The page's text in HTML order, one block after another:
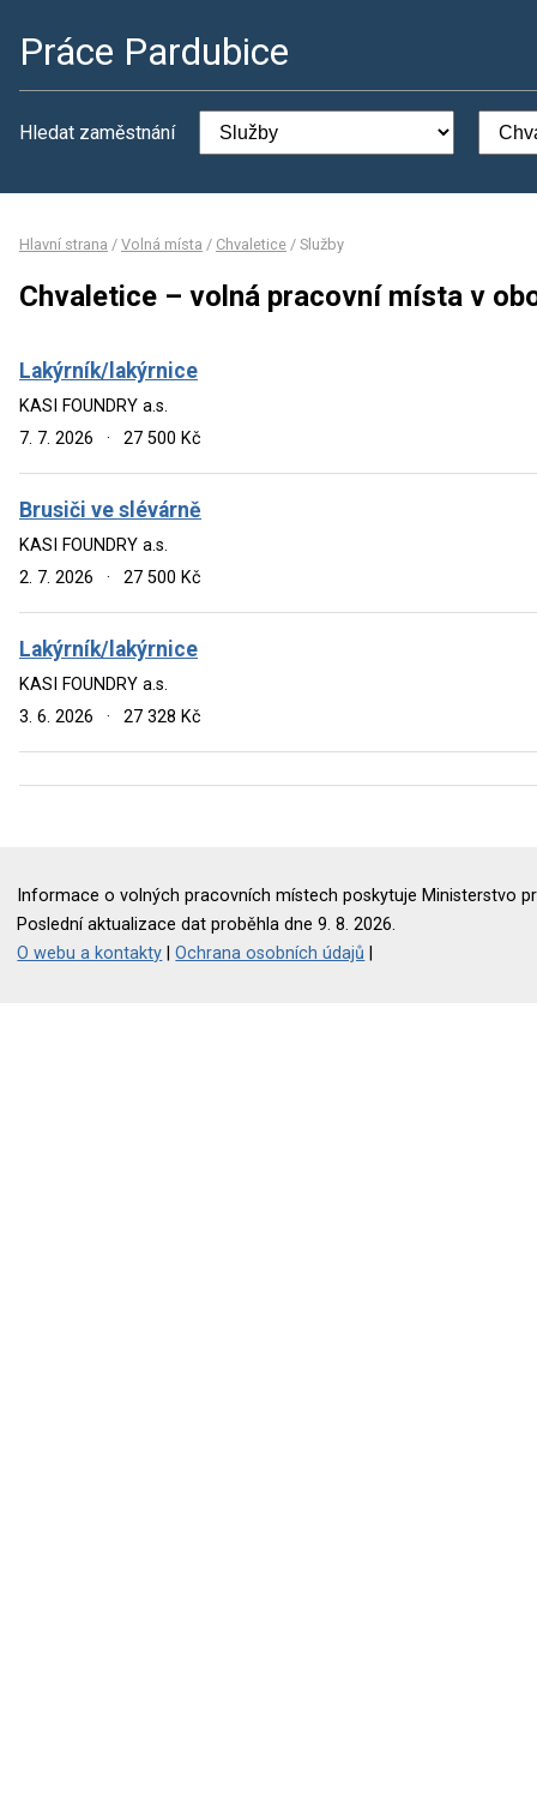
Práce Pardubice
Hledat zaměstnání
Hlavní strana / Volná místa / Chvaletice / Služby
Chvaletice – volná pracovní místa v
Lakýrník/lakýrnice
KASI FOUNDRY a.s.
7. 7. 2026
· 27 500 Kč
Brusiči ve slévárně
KASI FOUNDRY a.s.
2. 7. 2026
· 27 500 Kč
Lakýrník/lakýrnice
KASI FOUNDRY a.s.
3. 6. 2026
· 27 328 Kč
Informace o volných pracovních místech poskytuje Ministerstvo
Poslední aktualizace dat proběhla dne 9. 8. 2026.
O webu a kontakty |Ochrana osobních údajů